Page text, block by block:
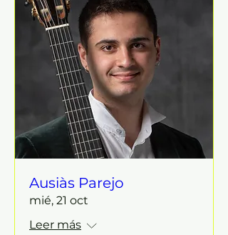
Ausiàs Parejo
mié, 21 oct
Leer más